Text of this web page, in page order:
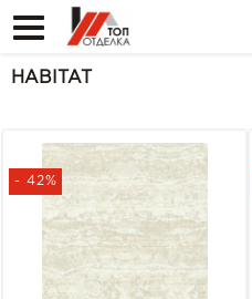
HABITAT
- 42%